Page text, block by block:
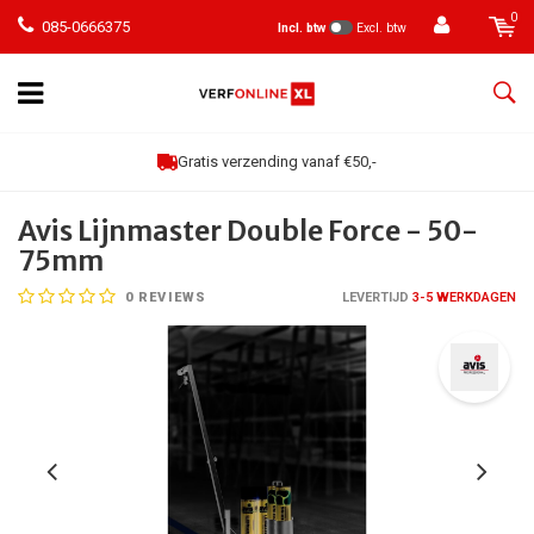
085-0666375 Incl. btw Excl. btw
0
Gratis verzending vanaf €50,-
Avis Lijnmaster Double Force - 50-
75mm
0 REVIEWS LEVERTIJD 3-5 WERKDAGEN